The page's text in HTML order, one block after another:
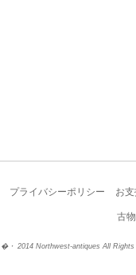
プライバシーポリシー お
古
・ 2014 Northwest-antiques All